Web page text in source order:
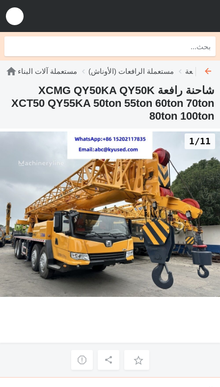
مستعملة آلات البناء مستعملة الرافعات (الأوناش) رافعة
شاحنة رافعة XCMG QY50KA QY50K
XCT50 QY55KA 50ton 55ton 60ton 70ton
80ton 100ton
1/11